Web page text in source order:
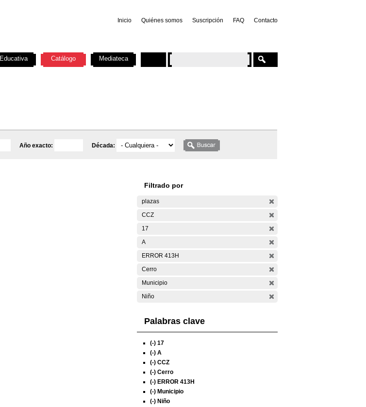
Inicio Quiénes somos Suscripción FAQ Contacto
Año exacto: Década:
Filtrado por
plazas
CCZ
17
A
ERROR 413H
Cerro
Municipio
Niño
Palabras clave
(-) 17
(-) A
(-) CCZ
(-) Cerro
(-) ERROR 413H
(-) Municipio
(-) Niño
Educativa Catálogo Mediateca